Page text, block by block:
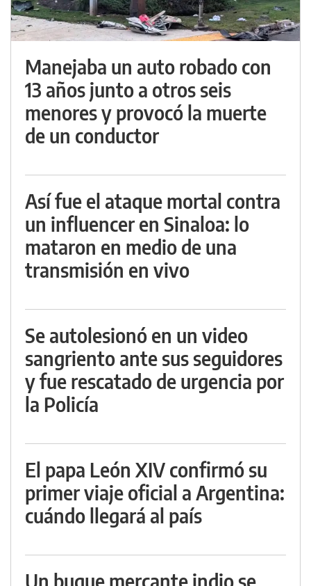
Manejaba un auto robado con
13 años junto a otros seis
menores y provocó la muerte
de un conductor
Así fue el ataque mortal contra
un influencer en Sinaloa: lo
mataron en medio de una
transmisión en vivo
Se autolesionó en un video
sangriento ante sus seguidores
y fue rescatado de urgencia por
la Policía
El papa León XIV confirmó su
primer viaje oficial a Argentina:
cuándo llegará al país
Un buque mercante indio se